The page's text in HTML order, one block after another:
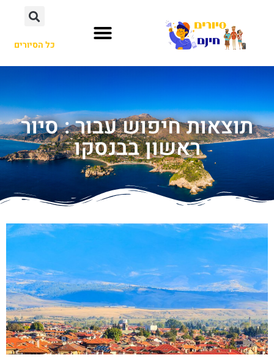
כל הסיורים
תוצאות חיפוש עבור : סיור
ראשון בבנסקו